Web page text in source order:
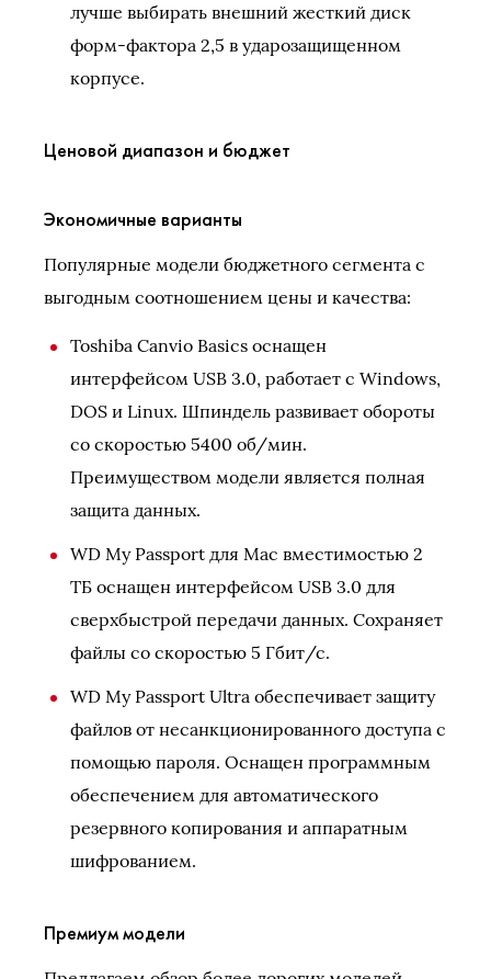
лучше выбирать внешний жесткий диск
форм-фактора 2,5 в ударозащищенном
корпусе.
Ценовой диапазон и бюджет
Экономичные варианты
Популярные модели бюджетного сегмента с
выгодным соотношением цены и качества:
Toshiba Canvio Basics оснащен
интерфейсом USB 3.0, работает с Windows,
DOS и Linux. Шпиндель развивает обороты
со скоростью 5400 об/мин.
Преимуществом модели является полная
защита данных.
WD My Passport для Mac вместимостью 2
ТБ оснащен интерфейсом USB 3.0 для
сверхбыстрой передачи данных. Сохраняет
файлы со скоростью 5 Гбит/с.
WD My Passport Ultra обеспечивает защиту
файлов от несанкционированного доступа с
помощью пароля. Оснащен программным
обеспечением для автоматического
резервного копирования и аппаратным
шифрованием.
Премиум модели